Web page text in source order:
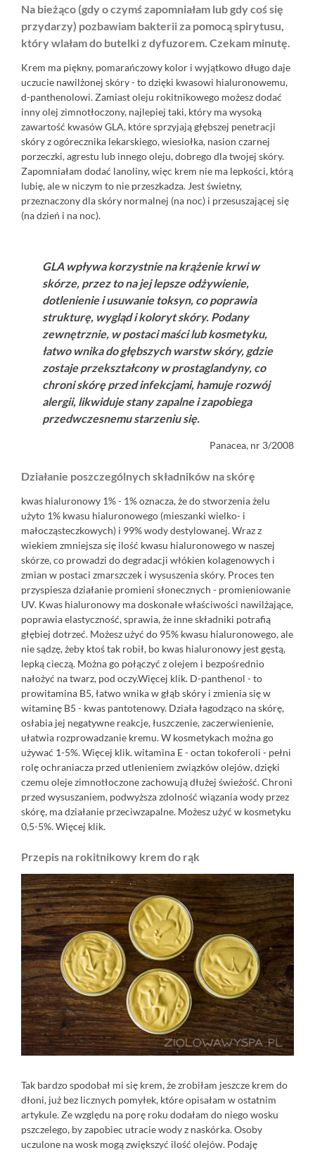
Na bieżąco (gdy o czymś zapomniałam lub gdy coś się
przydarzy) pozbawiam bakterii za pomocą spirytusu,
który wlałam do butelki z dyfuzorem. Czekam minutę.
Krem ma piękny, pomarańczowy kolor i wyjątkowo długo daje
uczucie nawilżonej skóry - to dzięki kwasowi hialuronowemu,
d-panthenolowi. Zamiast oleju rokitnikowego możesz dodać
inny olej zimnotłoczony, najlepiej taki, który ma wysoką
zawartość kwasów GLA, które sprzyjają głębszej penetracji
skóry z ogórecznika lekarskiego, wiesiołka, nasion czarnej
porzeczki, agrestu lub innego oleju, dobrego dla twojej skóry.
Zapomniałam dodać lanoliny, więc krem nie ma lepkości, którą
lubię, ale w niczym to nie przeszkadza. Jest świetny,
przeznaczony dla skóry normalnej (na noc) i przesuszającej się
(na dzień i na noc).
GLA wpływa korzystnie na krążenie krwi w
skórze, przez to na jej lepsze odżywienie,
dotlenienie i usuwanie toksyn, co poprawia
strukturę, wygląd i koloryt skóry. Podany
zewnętrznie, w postaci maści lub kosmetyku,
łatwo wnika do głębszych warstw skóry, gdzie
zostaje przekształcony w prostaglandyny, co
chroni skórę przed infekcjami, hamuje rozwój
alergii, likwiduje stany zapalne i zapobiega
przedwczesnemu starzeniu się.
Panacea, nr 3/2008
Działanie poszczególnych składników na skórę
kwas hialuronowy 1% - 1% oznacza, że do stworzenia żelu
użyto 1% kwasu hialuronowego (mieszanki wielko- i
małocząsteczkowych) i 99% wody destylowanej. Wraz z
wiekiem zmniejsza się ilość kwasu hialuronowego w naszej
skórze, co prowadzi do degradacji włókien kolagenowych i
zmian w postaci zmarszczek i wysuszenia skóry. Proces ten
przyspiesza działanie promieni słonecznych - promieniowanie
UV. Kwas hialuronowy ma doskonałe właściwości nawilżające,
poprawia elastyczność, sprawia, że inne składniki potrafią
głębiej dotrzeć. Możesz użyć do 95% kwasu hialuronowego, ale
nie sądzę, żeby ktoś tak robił, bo kwas hialuronowy jest gęstą,
lepką cieczą. Można go połączyć z olejem i bezpośrednio
nałożyć na twarz, pod oczy.Więcej klik. D-panthenol - to
prowitamina B5, łatwo wnika w głąb skóry i zmienia się w
witaminę B5 - kwas pantotenowy. Działa łagodząco na skórę,
osłabia jej negatywne reakcje, łuszczenie, zaczerwienienie,
ułatwia rozprowadzanie kremu. W kosmetykach można go
używać 1-5%. Więcej klik.witamina E - octan tokoferoli - pełni
rolę ochraniacza przed utlenieniem związków olejów, dzięki
czemu oleje zimnotłoczone zachowują dłużej świeżość. Chroni
przed wysuszaniem, podwyższa zdolność wiązania wody przez
skórę, ma działanie przeciwzapalne. Możesz użyć w kosmetyku
0,5-5%. Więcej klik.
Przepis na rokitnikowy krem do rąk
Tak bardzo spodobał mi się krem, że zrobiłam jeszcze krem do
dłoni, już bez licznych pomyłek, które opisałam w ostatnim
artykule. Ze względu na porę roku dodałam do niego wosku
pszczelego, by zapobiec utracie wody z naskórka. Osoby
uczulone na wosk mogą zwiększyć ilość olejów. Podaję